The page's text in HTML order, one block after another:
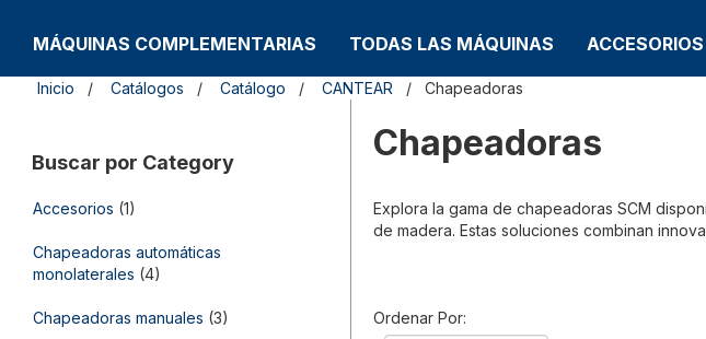
MÁQUINAS COMPLEMENTARIAS TODAS LAS MÁQUINAS ACCESORIOS
Inicio Catálogos Catálogo CANTEAR Chapeadoras
Buscar por Category
Accesorios (1)
Chapeadoras automáticas
monolaterales (4)
Chapeadoras manuales (3)
Chapeadoras
Explora la gama de chapeadoras SCM
de madera. Estas soluciones combinan
Ordenar Por: